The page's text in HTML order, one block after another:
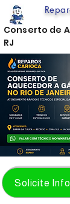
Solicite
Conserto de
RJ